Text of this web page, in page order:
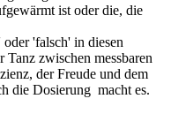
ist oder die, die
'falsch' in diesen
zwischen messbaren
der Freude und dem
die Dosierung macht es.